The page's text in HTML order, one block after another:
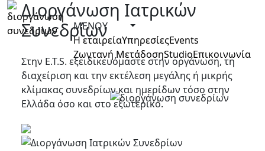
ΜΕΝΟΥ
Η εταιρείαΥπηρεσίεςEvents
Ζωντανή ΜετάδοσηStudioΕπικοινωνία
Διοργάνωση Ιατρικών
Συνεδρίων
Στην E.T.S. εξειδικευόμαστε στην οργάνωση, τη
διαχείριση και την εκτέλεση μεγάλης ή μικρής
κλίμακας συνεδρίων και ημερίδων τόσο στην
Ελλάδα όσο και στο εξωτερικό.